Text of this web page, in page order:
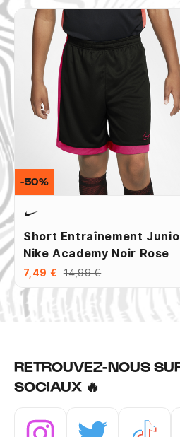
Short Entraînement
Nike Academy Noir Rose
7,49 € 14,99 €
-50%
RETROUVEZ-NOUS
SOCIAUX 🔥